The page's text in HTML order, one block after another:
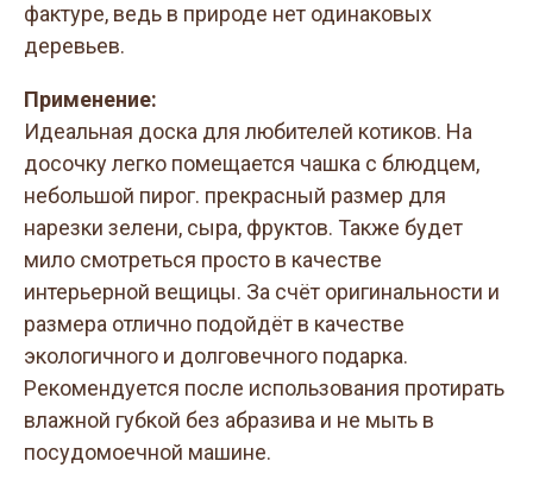
фактуре, ведь в природе нет одинаковых
деревьев.
Применение:
Идеальная доска для любителей котиков. На
досочку легко помещается чашка с блюдцем,
небольшой пирог. прекрасный размер для
нарезки зелени, сыра, фруктов. Также будет
мило смотреться просто в качестве
интерьерной вещицы. За счёт оригинальности и
размера отлично подойдёт в качестве
экологичного и долговечного подарка.
Рекомендуется после использования протирать
влажной губкой без абразива и не мыть в
посудомоечной машине.